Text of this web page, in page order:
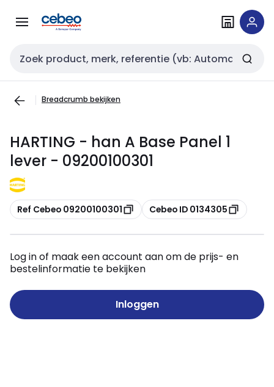
naar
naar
Zoekveld invoer
Breadcrumb bekijken
HARTING - han A Base Panel 1
lever - 09200100301
Kopiëren
Ref Cebeo 09200100301 Kopiëren
Cebeo ID 0134305
Log in of maak een account aan om de prijs- en
bestelinformatie te bekijken
Inloggen